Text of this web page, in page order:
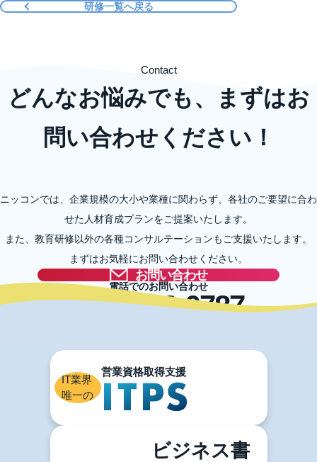
研修一覧へ戻る
どんなお悩みでも、まずはお
問い合わせください！
Contact
ニッコンでは、企業規模の大小や業種に関わらず、各社のご要望に合わ
せた人材育成プランをご提案いたします。
また、教育研修以外の各種コンサルテーションもご支援いたします。
まずはお気軽にお問い合わせください。
お問い合わせ
電話でのお問い合わせ
03-5996-0787
IT業界
唯一の
ビジネス書